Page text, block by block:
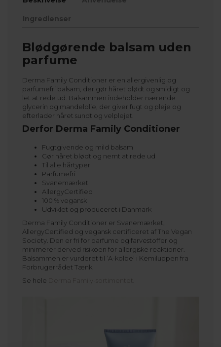
Ingredienser
Blødgørende balsam uden
parfume
Derma Family Conditioner er en allergivenlig og
parfumefri balsam, der gør håret blødt og smidigt og
let at rede ud. Balsammen indeholder nærende
glycerin og mandelolie, der giver fugt og pleje og
efterlader håret sundt og velplejet.
Derfor Derma Family Conditioner
Fugtgivende og mild balsam
Gør håret blødt og nemt at rede ud
Til alle hårtyper
Parfumefri
Svanemærket
AllergyCertified
100 % vegansk
Udviklet og produceret i Danmark
Derma Family Conditioner er Svanemærket,
AllergyCertified og vegansk certificeret af The Vegan
Society. Den er fri for parfume og farvestoffer og
minimerer derved risikoen for allergiske reaktioner.
Balsammen er vurderet til ’A-kolbe’ i Kemiluppen fra
Forbrugerrådet Tænk.
Se hele
Derma Family-sortimentet